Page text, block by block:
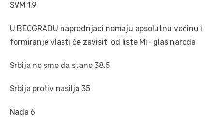
SVM 1,9
U BEOGRADU naprednjaci nemaju apsolutnu većinu i
formiranje vlasti će zavisiti od liste Mi- glas naroda
Srbija ne sme da stane 38,5
Srbija protiv nasilja 35
Nada 6